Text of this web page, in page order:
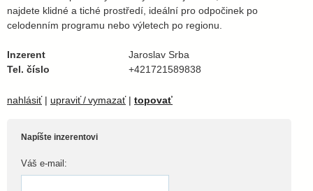
najdete klidné a tiché prostředí, ideální pro odpočinek po
celodenním programu nebo výletech po regionu.
Inzerent
Jaroslav Srba
Tel. číslo
+421721589838
nahlásiť| upraviť / vymazať| topovať
Napíšte inzerentovi
Váš e-mail: